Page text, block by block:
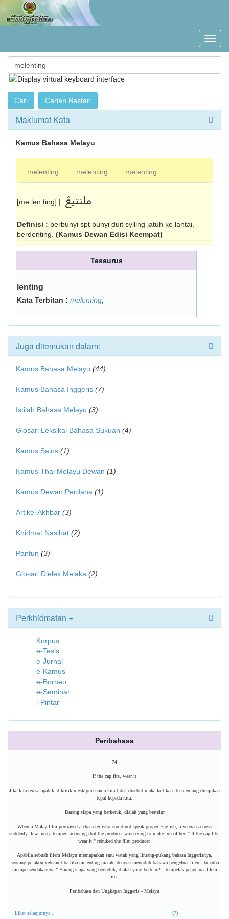
Maklumat Kata
Kamus Bahasa Melayu
melenting melenting melenting
[me.len.ting] | ملنتيڠ
Definisi : berbunyi spt bunyi duit syiling jatuh ke lantai,
berdenting. (Kamus Dewan Edisi Keempat)
Tesaurus
lenting
Kata Terbitan : melenting
Juga ditemukan dalam:
Kamus Bahasa Melayu (44)
Kamus Bahasa Inggeris (7)
Istilah Bahasa Melayu (3)
Glosari Leksikal Bahasa Sukuan (4)
Kamus Sains (1)
Kamus Thai Melayu Dewan (1)
Kamus Dewan Perdana (1)
Artikel Akhbar (3)
Khidmat Nasihat (2)
Pantun (3)
Glosari Dielek Melaka (2)
Perkhidmatan +
Korpus
e-Tesis
e-Jurnal
e-Kamus
e-Borneo
e-Seminar
i-Pintar
Peribahasa
74
If the cap fits, wear it
Jika kita terasa apabila dikritik meskipun nama kita tidak disebut maka kritikan itu memang ditujukan
tepat kepada kita.
Barang siapa yang berketuk, dialah yang bertelur
When a Malay film portrayed a character who could not speak proper English, a veteran actress
suddenly flew into a temper, accusing that the producer was trying to make fun of her. " If the cap fits,
wear it!" rebuked the film producer.
Apabila sebuah filem Melayu memaparkan satu watak yang lintang-pukang bahasa Inggerisnya,
seorang pelakon veteran tiba-tiba melenting marah, dengan menuduh bahawa pengeluar filem itu cuba
mempersendakannya.” Barang siapa yang berketuk, dialah yang bertelur! ” tempelak pengeluar filem
itu.
Peribahasa dan Ungkapan Inggeris - Melayu
Lihat selanjutnya... (7)